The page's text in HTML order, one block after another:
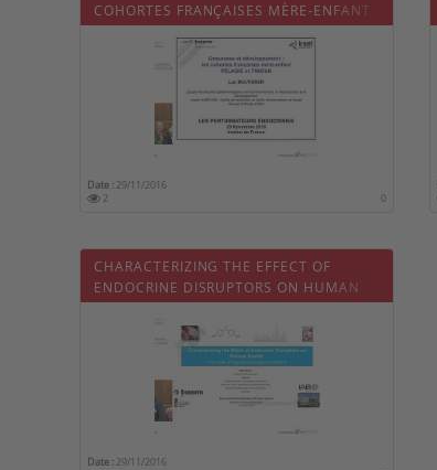
COHORTES FRANÇAISES MÈRE-ENFANT
PELAGIE ET TIMOUN
Date : 29/11/2016
2
0
CHARACTERIZING THE EFFECT OF
ENDOCRINE DISRUPTORS ON HUMAN
HEALTH: THE ROLE OF
EPIDEMIOLOGICAL COHORTS
Date : 29/11/2016